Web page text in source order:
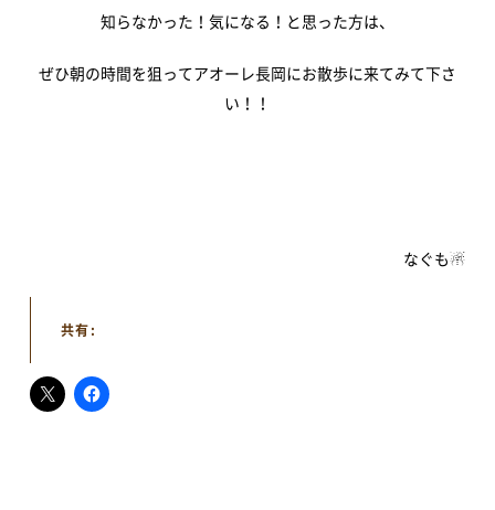
知らなかった！気になる！と思った方は、
ぜひ朝の時間を狙ってアオーレ長岡にお散歩に来てみて下さ
い！！
なぐも☃
共有:
視察ポイント 視察・見学の申し込み
ご意見・お問い合わせ
レイアウトシミュレーター